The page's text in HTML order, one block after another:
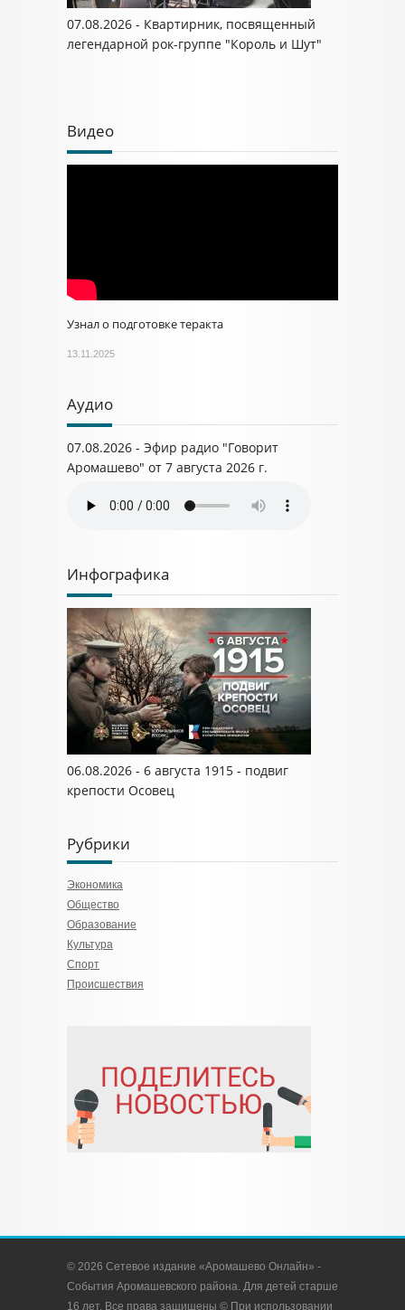
07.08.2026 - Квартирник, посвященный
легендарной рок-группе "Король и Шут"
Видео
Узнал о подготовке теракта
13.11.2025
Аудио
07.08.2026 - Эфир радио "Говорит
Аромашево" от 7 августа 2026 г.
Инфографика
06.08.2026 - 6 августа 1915 - подвиг
крепости Осовец
Рубрики
Экономика
Общество
Образование
Культура
Спорт
Происшествия
© 2026 Сетевое издание «Аромашево Онлайн» -
События Аромашевского района. Для детей старше
16 лет. Все права защищены © При использовании